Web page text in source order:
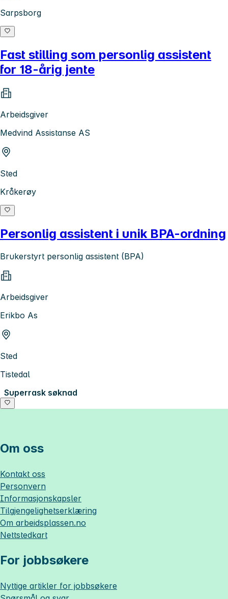
Sarpsborg
Fast stilling som personlig assistent
for 18-årig jente
Arbeidsgiver
Medvind Assistanse AS
Sted
Kråkerøy
Personlig assistent i unik BPA-ordning
Brukerstyrt personlig assistent (BPA)
Arbeidsgiver
Erikbo As
Sted
Tistedal
Superrask søknad
Om oss
Kontakt oss
Personvern
Informasjonskapsler
Tilgjengelighetserklæring
Om arbeidsplassen.no
Nettstedkart
For jobbsøkere
Nyttige artikler for jobbsøkere